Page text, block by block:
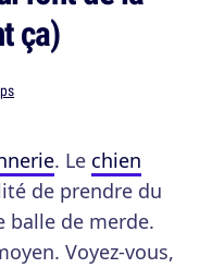
ça)
. Le chien
de prendre du
balle de merde.
Voyez-vous,